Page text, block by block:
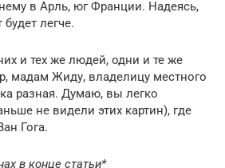
в Арль, юг Франции. Надеясь,
легче.
и тех же людей, одни и те же
мадам Жиду, владелицу местного
разная. Думаю, вы легко
не видели этих картин), где
Гога.
в конце статьи*